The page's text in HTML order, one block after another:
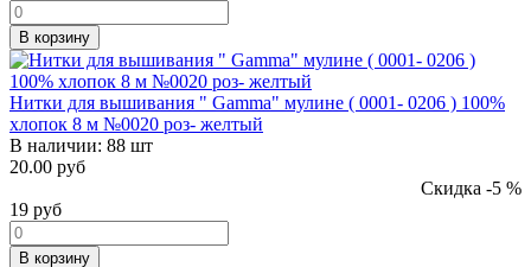
В корзину
Нитки для вышивания " Gamma" мулине ( 0001- 0206 ) 100%
хлопок 8 м №0020 роз- желтый
В наличии: 88 шт
20.00 руб
Скидка -5 %
19 руб
В корзину